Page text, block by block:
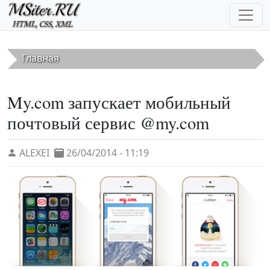
Перейти к основному содержанию
Главная
My.com запускает мобильный
почтовый сервис @my.com
ALEXEI 26/04/2014 - 11:19